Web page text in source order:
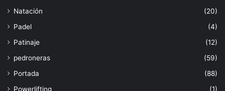
Natación
(20)
Padel
(4)
Patinaje
(12)
pedroneras
(59)
Portada
(88)
Powerlifting
(1)